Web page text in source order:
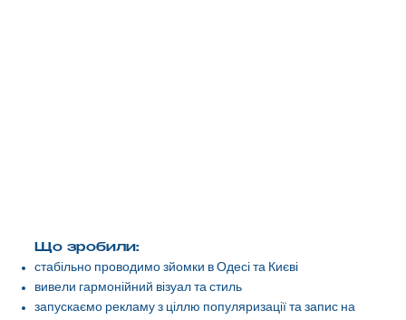
Що зробили:
стабільно проводимо зйомки в Одесі та Києві
вивели гармонійний візуал та стиль
запускаємо рекламу з ціллю популяризації та запис на